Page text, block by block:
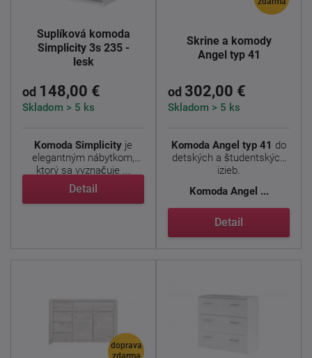
Šuplíková komoda
Simplicity 3s 235 -
lesk
od 148,00 €
Skladom > 5 ks
Komoda Simplicity je
elegantným nábytkom,
ktorý sa vyznačuje ...
Detail
Skrine a komody
Angel typ 41
od 302,00 €
Skladom > 5 ks
Komoda Angel typ 41 do
detských a študentských
izieb.
KomodaAngel ...
Detail
doprava
zdarma